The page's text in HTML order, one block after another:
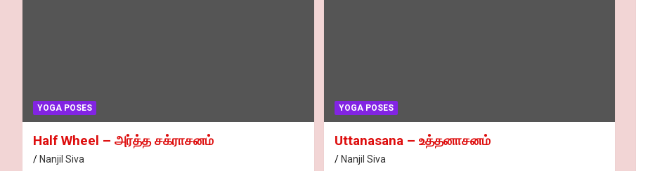
YOGA POSES
Half Wheel – அர்த்த சக்ராசனம்
Nanjil Siva
YOGA POSES
Uttanasana – உத்தனாசனம்
Nanjil Siva